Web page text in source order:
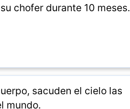
chofer durante 10 meses.
sacuden el cielo las
mundo.